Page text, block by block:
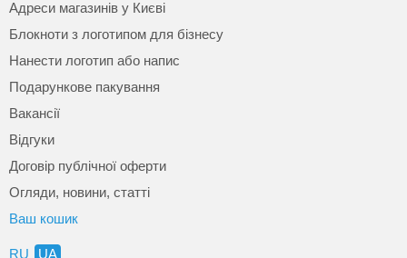
Адреси магазинів у Києві
Блокноти з логотипом для бізнесу
Нанести логотип або напис
Подарункове пакування
Вакансії
Відгуки
Договір публічної оферти
Огляди, новини, статті
Ваш кошик
RU UA